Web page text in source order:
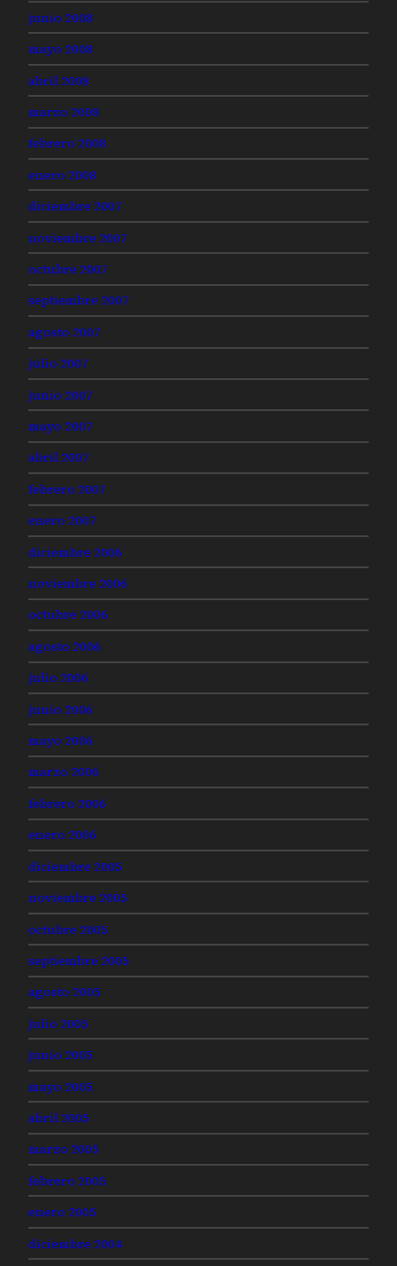
junio 2008
mayo 2008
abril 2008
marzo 2008
febrero 2008
enero 2008
diciembre 2007
noviembre 2007
octubre 2007
septiembre 2007
agosto 2007
julio 2007
junio 2007
mayo 2007
abril 2007
febrero 2007
enero 2007
diciembre 2006
noviembre 2006
octubre 2006
agosto 2006
julio 2006
junio 2006
mayo 2006
marzo 2006
febrero 2006
enero 2006
diciembre 2005
noviembre 2005
octubre 2005
septiembre 2005
agosto 2005
julio 2005
junio 2005
mayo 2005
abril 2005
marzo 2005
febrero 2005
enero 2005
diciembre 2004